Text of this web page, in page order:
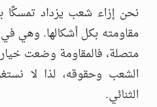
نحن إزاء شعب يزداد تمسكًا
مقاومته بكل أشكالها. وهي
متصلة، فالمقاومة وضعت
الشعب وحقوقه، لذا لا
الثنائي.